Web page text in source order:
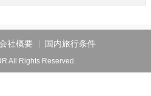
社概要 国内旅行条件
All Rights Reserved.